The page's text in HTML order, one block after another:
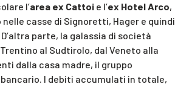
l’area ex Cattoi e l’ex Hotel Arco,
casse di Signoretti, Hager e quindi
parte, la galassia di società
al Sudtirolo, dal Veneto alla
dalla casa madre, il gruppo
I debiti accumulati in totale,